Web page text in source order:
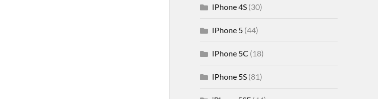
IPhone 4S(30)
IPhone 5(44)
IPhone 5C (18)
IPhone 5S(81)